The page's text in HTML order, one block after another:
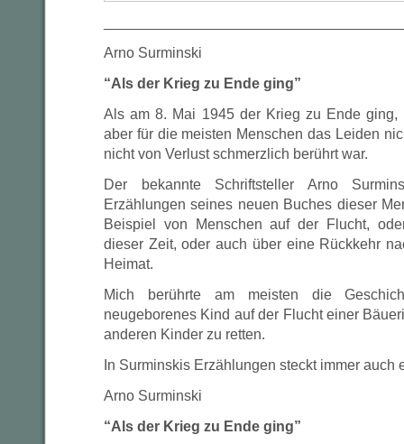
Arno Surminski
“Als der Krieg zu Ende ging”
Als am 8. Mai 1945 der Krieg zu Ende ging,
aber für die meisten Menschen das Leiden
nicht von Verlust schmerzlich berührt war.
Der bekannte Schriftsteller Arno
Erzählungen seines neuen Buches dieser
Beispiel von Menschen auf der Flucht,
dieser Zeit, oder auch über eine Rückkehr
Heimat.
Mich berührte am meisten die
neugeborenes Kind auf der Flucht einer
anderen Kinder zu retten.
In Surminskis Erzählungen steckt immer auch
Arno Surminski
“Als der Krieg zu Ende ging”